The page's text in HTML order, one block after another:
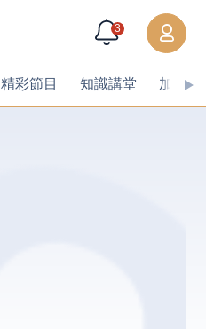
3
精彩節目 知識講堂 加值內